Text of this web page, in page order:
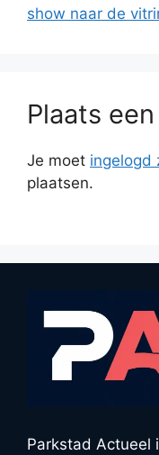
show naar de
Plaats
Je moet ingelogd
plaatsen.
Parkstad Actueel